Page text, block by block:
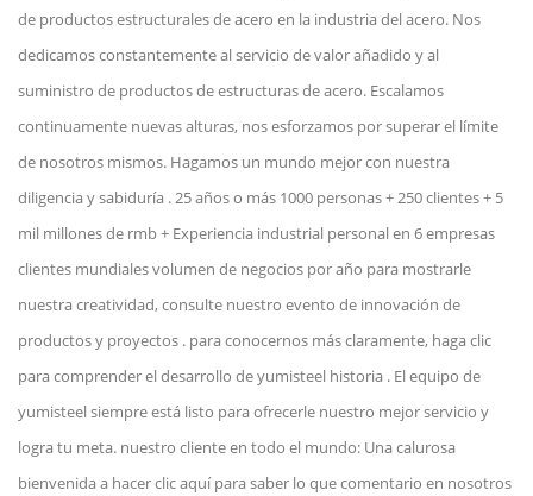
de productos estructurales de acero en la industria del acero. Nos
dedicamos constantemente al servicio de valor añadido y al
suministro de productos de estructuras de acero. Escalamos
continuamente nuevas alturas, nos esforzamos por superar el límite
de nosotros mismos. Hagamos un mundo mejor con nuestra
diligencia y sabiduría . 25 años o más 1000 personas + 250 clientes + 5
mil millones de rmb + Experiencia industrial personal en 6 empresas
clientes mundiales volumen de negocios por año para mostrarle
nuestra creatividad, consulte nuestro evento de innovación de
productos y proyectos . para conocernos más claramente, haga clic
para comprender el desarrollo de yumisteel historia . El equipo de
yumisteel siempre está listo para ofrecerle nuestro mejor servicio y
logra tu meta. nuestro cliente en todo el mundo: Una calurosa
bienvenida a hacer clic aquí para saber lo que comentario en nosotros